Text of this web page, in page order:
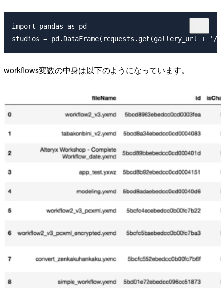
import pandas as pd
workflows変数の中身は以下のようになっています。